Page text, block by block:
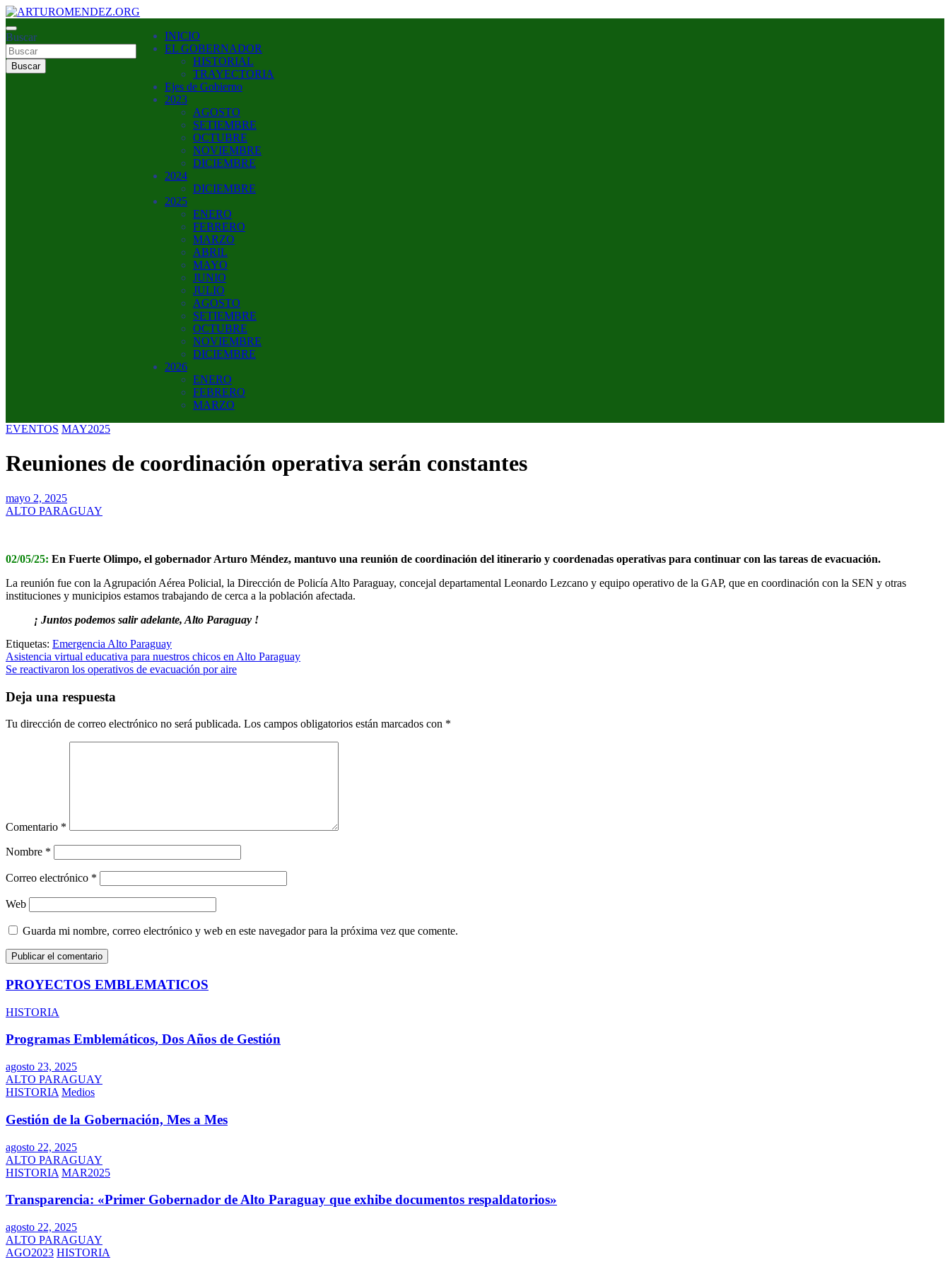
Saltar
al
contenido
ARTUROMENDEZ.ORG
ARTURO MENDEZ GOBERNADOR 2023
Buscar
Buscar
INICIO
EL GOBERNADOR
HISTORIAL
TRAYECTORIA
Ejes de Gobierno
2023
AGOSTO
SETIEMBRE
OCTUBRE
NOVIEMBRE
DICIEMBRE
2024
DICIEMBRE
2025
ENERO
FEBRERO
MARZO
ABRIL
MAYO
JUNIO
JULIO
AGOSTO
SETIEMBRE
OCTUBRE
NOVIEMBRE
DICIEMBRE
2026
ENERO
FEBRERO
MARZO
EVENTOS MAY2025
Reuniones de coordinación operativa serán constantes
mayo 2, 2025
ALTO PARAGUAY
02/05/25: En Fuerte Olimpo, el gobernador Arturo Méndez, mantuvo una reunión de coordinación del itinerario y coordenadas operativas para continuar con las tareas de evacuación.
La reunión fue con la Agrupación Aérea Policial, la Dirección de Policía Alto Paraguay, concejal departamental Leonardo Lezcano y equipo operativo de la GAP, que en coordinación con la SEN y otras
instituciones y municipios estamos trabajando de cerca a la población afectada.
¡ Juntos podemos salir adelante, Alto Paraguay !
Etiquetas: Emergencia Alto Paraguay
Navegación
de
entradas
Asistencia virtual educativa para nuestros chicos en Alto Paraguay
Se reactivaron los operativos de evacuación por aire
Deja una respuesta
Tu dirección de correo electrónico no será publicada. Los campos obligatorios están marcados con *
Comentario *
Nombre *
Correo electrónico *
Web
Guarda mi nombre, correo electrónico y web en este navegador para la próxima vez que comente.
PROYECTOS EMBLEMATICOS
HISTORIA
Programas Emblemáticos, Dos Años de Gestión
agosto 23, 2025
ALTO PARAGUAY
HISTORIA Medios
Gestión de la Gobernación, Mes a Mes
agosto 22, 2025
ALTO PARAGUAY
HISTORIA MAR2025
Transparencia: «Primer Gobernador de Alto Paraguay que exhibe documentos respaldatorios»
agosto 22, 2025
ALTO PARAGUAY
AGO2023 HISTORIA